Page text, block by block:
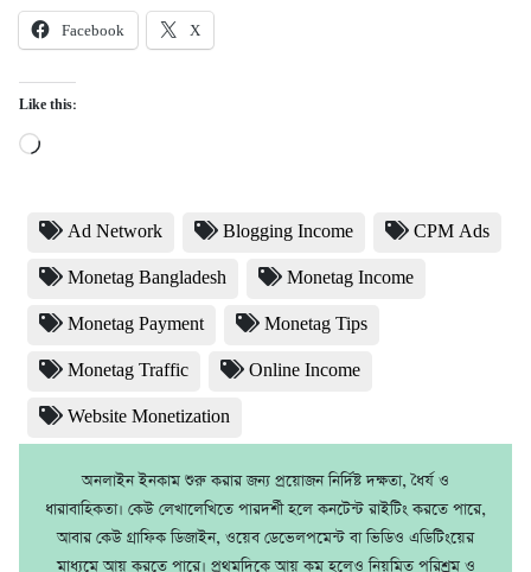
Facebook X
Like this:
Loading…
Ad Network Blogging Income CPM Ads
Monetag Bangladesh Monetag Income
Monetag Payment Monetag Tips
Monetag Traffic Online Income
Website Monetization
অনলাইন ইনকাম শুরু করার জন্য প্রয়োজন নির্দিষ্ট দক্ষতা, ধৈর্য ও
ধারাবাহিকতা। কেউ লেখালেখিতে পারদর্শী হলে কনটেন্ট রাইটিং করতে পারে,
আবার কেউ গ্রাফিক ডিজাইন, ওয়েব ডেভেলপমেন্ট বা ভিডিও এডিটিংয়ের
মাধ্যমে আয় করতে পারে। প্রথমদিকে আয় কম হলেও নিয়মিত পরিশ্রম ও